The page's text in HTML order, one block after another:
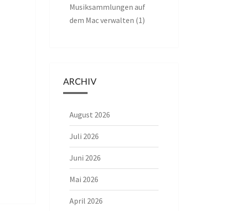
Musiksammlungen auf
dem Mac verwalten (1)
ARCHIV
August 2026
Juli 2026
Juni 2026
Mai 2026
April 2026